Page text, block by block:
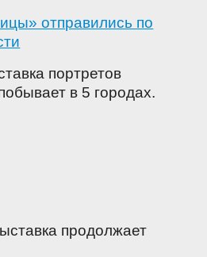
отправились по
портретов
в 5 городах.